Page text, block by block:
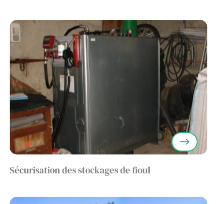
Sécurisation des stockages de fioul